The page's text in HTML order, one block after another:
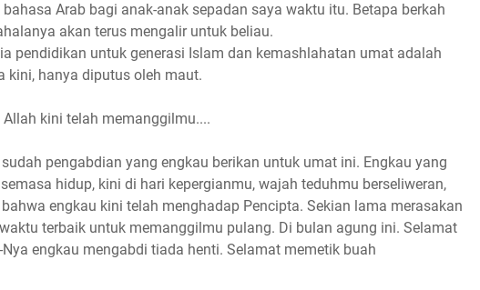
Arab bagi anak-anak sepadan saya waktu itu. Betapa berkah
akan terus mengalir untuk beliau.
pendidikan untuk generasi Islam dan kemashlahatan umat adalah
kini, hanya diputus oleh maut.
kini telah memanggilmu....
pengabdian yang engkau berikan untuk umat ini. Engkau yang
hidup, kini di hari kepergianmu, wajah teduhmu berseliweran,
engkau kini telah menghadap Pencipta. Sekian lama merasakan
terbaik untuk memanggilmu pulang. Di bulan agung ini. Selamat
engkau mengabdi tiada henti. Selamat memetik buah